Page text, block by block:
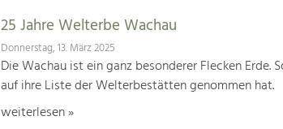
25 Jahre Welterbe Wachau
Donnerstag, 13. März 2025
Die Wachau ist ein ganz besonderer Flecken Erde.
auf ihre Liste der Welterbestätten genommen hat.
weiterlesen »